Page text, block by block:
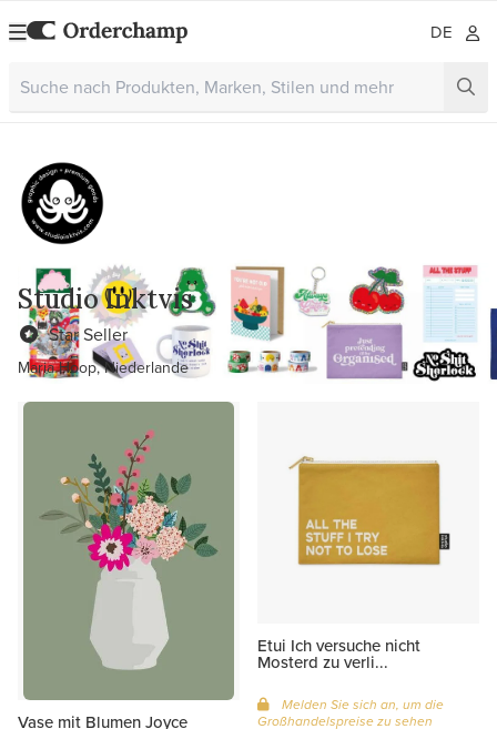
DE
Studio Inktvis
Star Seller
Maria Hoop, Niederlande
Vase mit Blumen Joyce
Etui Ich versuche nicht
Mosterd zu verli...
Melden Sie sich an, um die
Großhandelspreise zu sehen